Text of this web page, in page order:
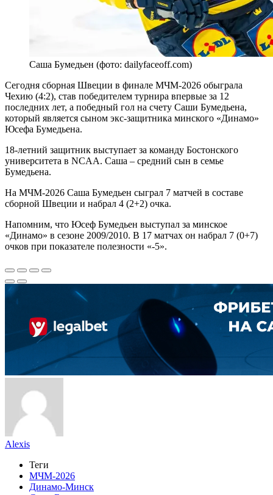
Саша Бумедьен (фото: dailyfaceoff.com)
Сегодня сборная Швеции в финале МЧМ-2026 обыграла
Чехию (4:2), став победителем турнира впервые за 12
последних лет, а победный гол на счету Саши Бумедьена,
который является сыном экс-защитника минского «Динамо»
Юсефа Бумедьена.
18-летний защитник выступает за команду Бостонского
университета в NCAA. Саша – средний сын в семье
Бумедьена.
На МЧМ-2026 Саша Бумедьен сыграл 7 матчей в составе
сборной Швеции и набрал 4 (2+2) очка.
Напомним, что Юсеф Бумедьен выступал за минское
«Динамо» в сезоне 2009/2010. В 17 матчах он набрал 7 (0+7)
очков при показателе полезности «-5».
Alexis
Теги
МЧМ-2026
Динамо-Минск